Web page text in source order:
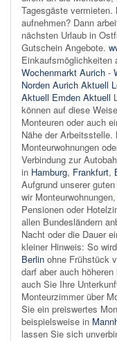
Tagesgäste
aufnehmen? Dann
nächsten Urlaub in
Gutschein Angebote.
Einkaufsmöglichkeiten
Wochenmarkt Aurich -
Norden Aurich Aktuell
Aktuell Emden Aktuell
können auf diese
Monteuren oder auch
Nähe der
Monteurwohnungen
Verbindung zur
in Hamburg, Frankfurt,
Aufgrund unserer
wir Monteurwohnungen,
Pensionen oder
allen Bundesländern
Nacht oder die Dauer
kleiner Hinweis: So
Berlin ohne Frühstück
darf aber auch
auch Sie Ihre
Monteurzimmer über
Sie ein preiswertes
beispielsweise in
lassen Sie sich